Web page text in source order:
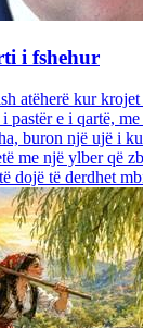
i fshehur
atëherë kur
pastër e i qartë,
buron një ujë i
me një ylber që
dojë të derdhet